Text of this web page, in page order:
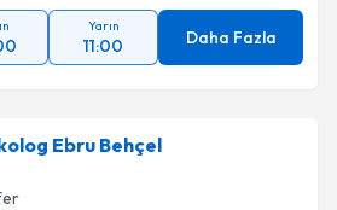
Yarın
11:00 Daha Fazla
Ebru Behçel